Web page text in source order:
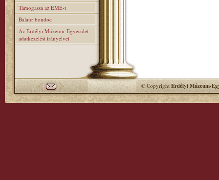
Támogassa az EMÉ-t
Balaur bondoc
Az Erdélyi Múzeum-Egyesület
adatkezelési irányelvei
© CopyrightErdélyi Múzeum-